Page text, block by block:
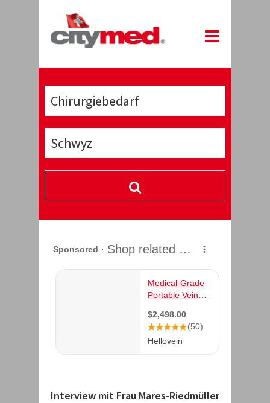
Interview mit Frau Mares-Riedmüller